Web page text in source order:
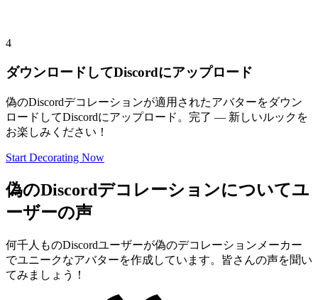
4
ダウンロードしてDiscordにアップロード
偽のDiscordデコレーションが適用されたアバターをダウン
ロードしてDiscordにアップロード。完了 — 新しいルックを
お楽しみください！
Start Decorating Now
偽のDiscordデコレーションについてユ
ーザーの声
何千人ものDiscordユーザーが偽のデコレーションメーカー
でユニークなアバターを作成しています。皆さんの声を聞い
てみましょう！